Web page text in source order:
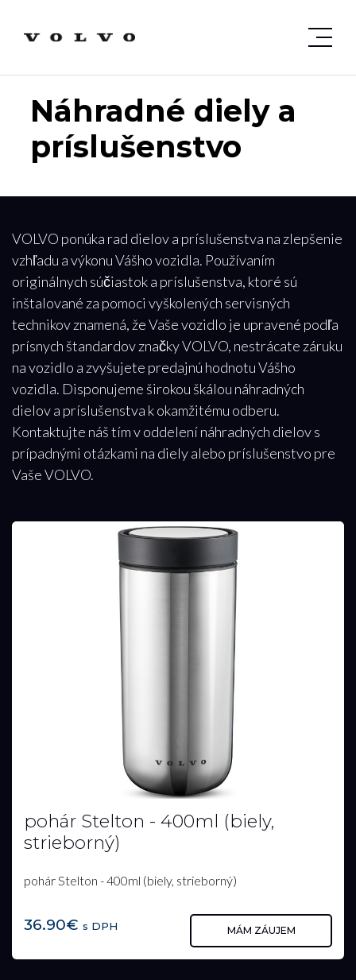
Náhradné diely a
príslušenstvo
VOLVO ponúka rad dielov a príslušenstva na zlepšenie
vzhľadu a výkonu Vášho vozidla. Používaním
originálnych súčiastok a príslušenstva, ktoré sú
inštalované za pomoci vyškolených servisných
technikov znamená, že Vaše vozidlo je upravené podľa
prísnych štandardov značky VOLVO, nestrácate záruku
na vozidlo a zvyšujete predajnú hodnotu Vášho
vozidla. Disponujeme širokou škálou náhradných
dielov a príslušenstva k okamžitému odberu.
Kontaktujte náš tím v oddelení náhradných dielov s
prípadnými otázkami na diely alebo príslušenstvo pre
Vaše VOLVO.
pohár Stelton - 400ml (biely,
strieborný)
pohár Stelton - 400ml (biely, strieborný)
36.90€ s DPH MÁM ZÁUJEM